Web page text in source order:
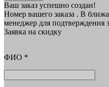
Ваш заказ успешно создан!
Номер вашего заказа . В
менеджер для подтверждения
Заявка на скидку
ФИО *